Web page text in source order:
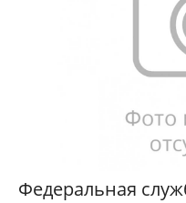
Федеральная